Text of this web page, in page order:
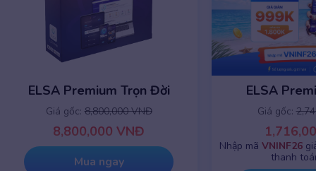
ELSA Premium 1 năm
Giá gốc: 2,745,000 VNĐ
1,716,000 VNĐ
Nhập mãVNINF26giảm chỉ còn999K
thanh toán online
ELSA
Giá gốc:
Mua